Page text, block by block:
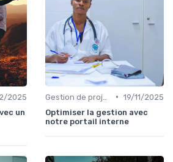
2025
un
• 19/11/2025
Optimiser la gestion avec
notre portail interne